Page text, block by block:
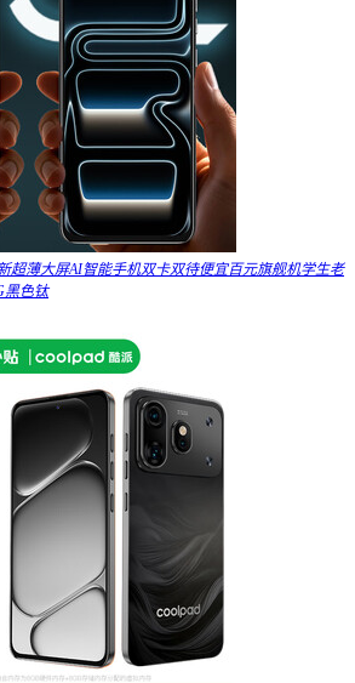
超薄大屏AI智能手机双卡双待便宜百元旗舰机学生老
黑色钛